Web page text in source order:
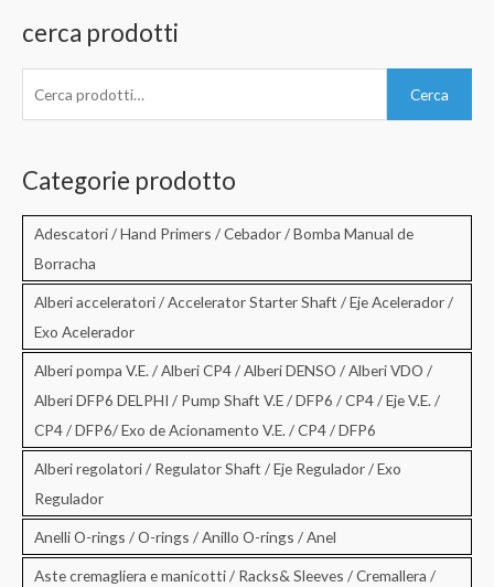
cerca prodotti
c
Cerca
Categorie prodotto
Adescatori / Hand Primers / Cebador / Bomba Manual de
Borracha
Alberi acceleratori / Accelerator Starter Shaft / Eje Acelerador /
Exo Acelerador
Alberi pompa V.E. / Alberi CP4 / Alberi DENSO / Alberi VDO /
Alberi DFP6 DELPHI / Pump Shaft V.E / DFP6 / CP4 / Eje V.E. /
CP4 / DFP6/ Exo de Acionamento V.E. / CP4 / DFP6
Alberi regolatori / Regulator Shaft / Eje Regulador / Exo
Regulador
Anelli O-rings / O-rings / Anillo O-rings / Anel
Aste cremagliera e manicotti / Racks& Sleeves / Cremallera /